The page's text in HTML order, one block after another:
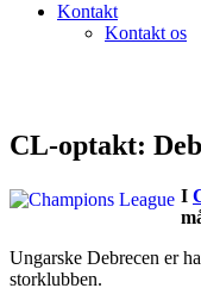
Kontakt
Kontakt os
CL-optakt:
I
Ungarske Debrecen er
storklubben.